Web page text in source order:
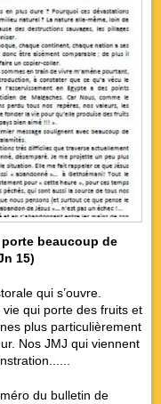
beaucoup de
15)
qui s’ouvre.
qui porte des fruits et
plus particulièrement
Nos JMJ qui viennent
du bulletin de